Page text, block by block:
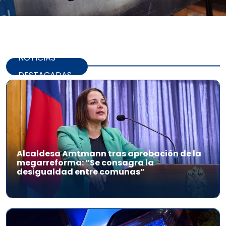
NOTICIAS
DESTACADAS
Alcaldesa Amtmann tras aprobación de la
megarreforma: “Se consagra la
desigualdad entre comunas”